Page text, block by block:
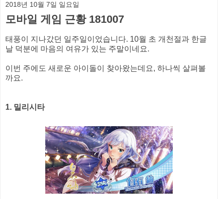
2018년 10월 7일 일요일
모바일 게임 근황 181007
태풍이 지나갔던 일주일이었습니다. 10월 초 개천절과 한글
날 덕분에 마음의 여유가 있는 주말이네요.
이번 주에도 새로운 아이돌이 찾아왔는데요, 하나씩 살펴볼
까요.
1. 밀리시타